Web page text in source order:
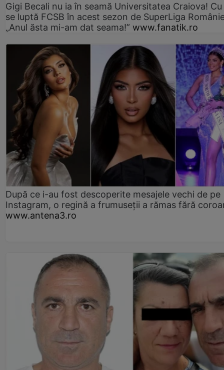
Gigi Becali nu ia în seamă Universitatea Craiova!
se luptă FCSB în acest sezon de SuperLiga
„Anul ăsta mi-am dat seama!” www.fanatik.ro
După ce i-au fost descoperite mesajele vechi de pe
Instagram, o regină a frumuseții a rămas fără
www.antena3.ro